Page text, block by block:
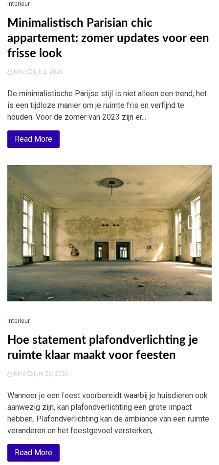
Interieur
Minimalistisch Parisian chic
appartement: zomer updates voor een
frisse look
Nina juli 2, 2026
De minimalistische Parijse stijl is niet alleen een trend; het
is een tijdloze manier om je ruimte fris en verfijnd te
houden. Voor de zomer van 2023 zijn er...
Read More
Interieur
Hoe statement plafondverlichting je
ruimte klaar maakt voor feesten
Nina juni 26, 2026
Wanneer je een feest voorbereidt waarbij je huisdieren ook
aanwezig zijn, kan plafondverlichting een grote impact
hebben. Plafondverlichting kan de ambiance van een ruimte
veranderen en het feestgevoel versterken,...
Read More